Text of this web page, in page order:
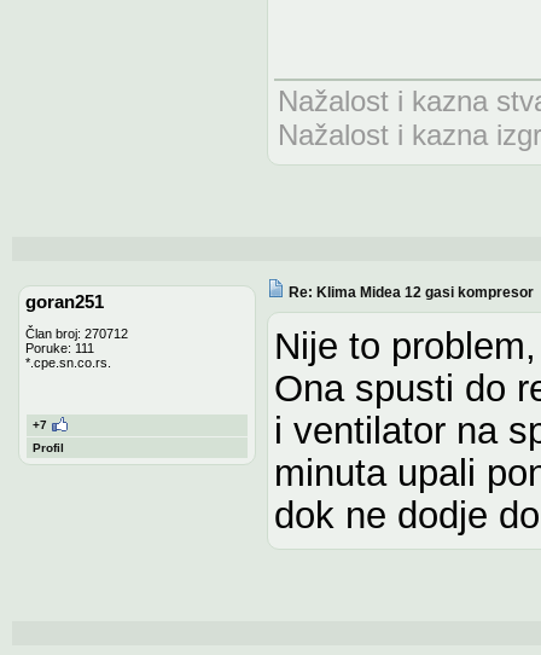
Nažalost i kazna
Nažalost i kazna
goran251
Član broj: 270712
Poruke: 111
*.cpe.sn.co.rs.
+7
Profil
Re: Klima Midea 12 gasi kompresor
Nije to
Ona spusti do
i ventilator na
minuta upali
dok ne dodje